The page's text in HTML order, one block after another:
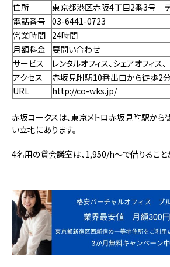
住所
東京都港区赤阪4丁目2番3号 デ
電話番号 03-6441-0723
営業時間 24時間
月額料金
要問い合わせ
サービス
レンタルオフィス、シェアオフィス、
アクセス
赤坂見附駅10番出口から徒歩2
URL
http://co-wks.jp/
赤坂コークスは、東京メトロ赤坂見附駅から
い立地にあります。
4名用の貸会議室は、1,950/h〜で借りること